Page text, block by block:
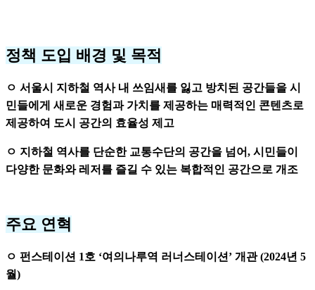
#헬스
정책 도입 배경 및 목적
ㅇ 서울시 지하철 역사 내 쓰임새를 잃고 방치된 공간들을 시
민들에게 새로운 경험과 가치를 제공하는 매력적인 콘텐츠로
제공하여 도시 공간의 효율성 제고
ㅇ 지하철 역사를 단순한 교통수단의 공간을 넘어, 시민들이
다양한 문화와 레저를 즐길 수 있는 복합적인 공간으로 개조
주요 연혁
ㅇ 펀스테이션 1호 ‘여의나루역 러너스테이션’ 개관 (2024년 5
월)